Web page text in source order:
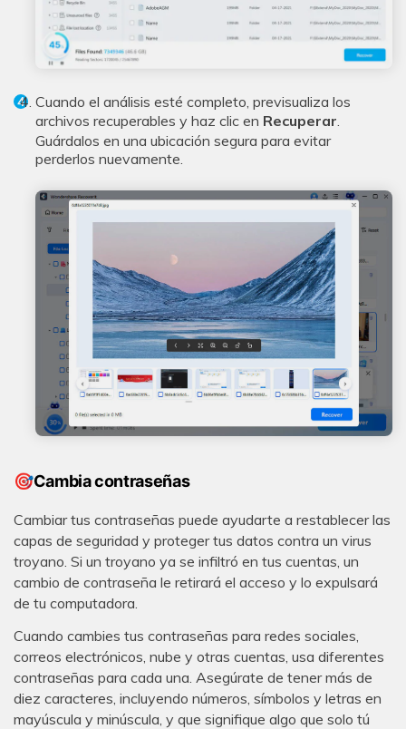
Cuando el análisis esté completo, previsualiza los
archivos recuperables y haz clic en Recuperar
Guárdalos en una ubicación segura para evitar
perderlos nuevamente.
🎯Cambia contraseñas
Cambiar tus contraseñas puede ayudarte a restablecer las
capas de seguridad y proteger tus datos contra un virus
troyano. Si un troyano ya se infiltró en tus cuentas, un
cambio de contraseña le retirará el acceso y lo expulsará
de tu computadora.
Cuando cambies tus contraseñas para redes sociales,
correos electrónicos, nube y otras cuentas, usa diferentes
contraseñas para cada una. Asegúrate de tener más de
diez caracteres, incluyendo números, símbolos y letras en
mayúscula y minúscula, y que signifique algo que solo tú